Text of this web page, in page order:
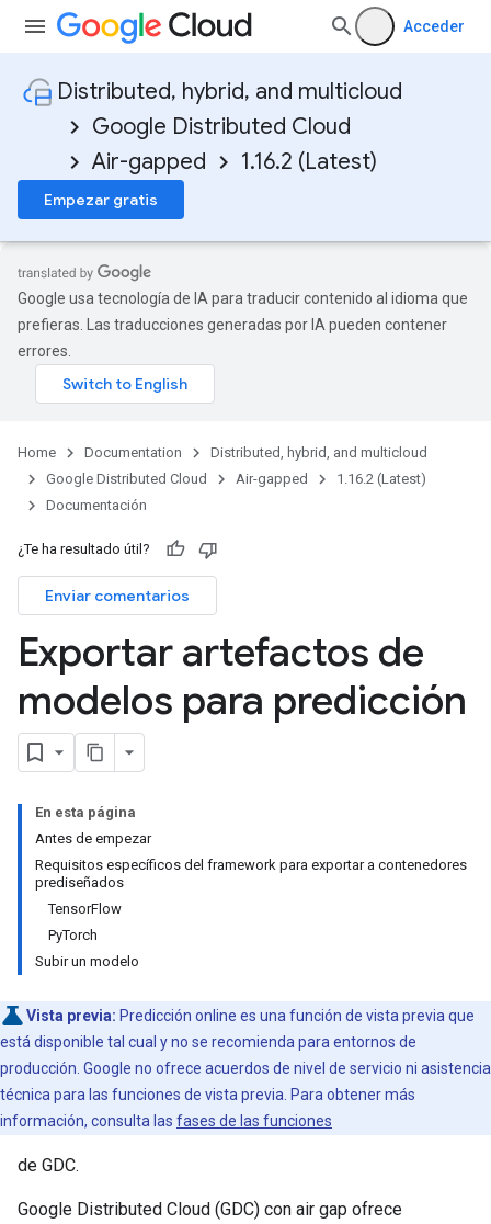
Acceder
Distributed, hybrid, and multicloud
Google Distributed Cloud
Air-gapped
1.16.2 (Latest)
Empezar gratis
Google usa tecnología de IA para traducir contenido al idioma que
prefieras. Las traducciones generadas por IA pueden contener
errores.
Home Documentation
Distributed, hybrid, and multicloud
Google Distributed Cloud
Air-gapped
1.16.2 (Latest)
Documentación
¿Te ha resultado útil?
Enviar comentarios
Exportar artefactos de
modelos para predicción
En esta página
Antes de empezar
Requisitos específicos del framework para exportar a contenedores
prediseñados
TensorFlow
PyTorch
Subir un modelo
Vista previa: Predicción online es una función de vista previa que
está disponible tal cual y no se recomienda para entornos de
producción. Google no ofrece acuerdos de nivel de servicio ni asistencia
técnica para las funciones de vista previa. Para obtener más
información, consulta las fases de las funciones
de GDC.
Google Distributed Cloud (GDC) con air gap ofrece